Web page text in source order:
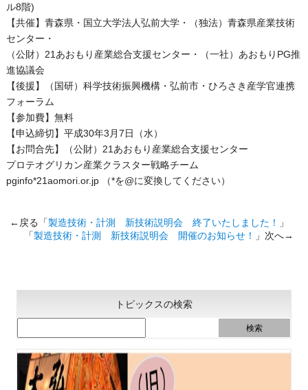
ル8階)
【共催】青森県・国立大学法人弘前大学・（独法）青森県産業技術
センター・
（公財）21あおもり産業総合支援センター・（一社）あおもりPG推
進協議会
【後援】（国研）科学技術振興機構・弘前市・ひろさき産学官連携
フォーラム
【参加費】無料
【申込締切】平成30年3月7日（水）
【お問合先】（公財）21あおもり産業総合支援センター
プロテオグリカン産業クラスター戦略チーム
pginfo*21aomori.or.jp （*を@に変換してください）
←戻る「製造技術・計測 新技術説明会 終了いたしました！
」
「製造技術・計測 新技術説明会 開催のお知らせ！ 」次へ→
トピックスの検索